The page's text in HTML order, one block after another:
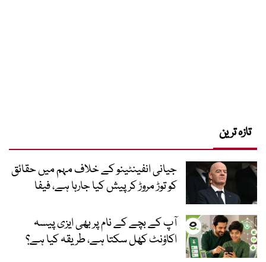
تازہ ترین
جیانی انفینٹینو کے خلاف مہم میں حقائق
کو توڑ مروڑ کر پیش کیا جارہا ہے، فیفا
آپ کے بچے کے نام پر بھی ایزی پیسہ
اکاؤنٹ کھل سکتا ہے، طریقہ کیا ہے؟